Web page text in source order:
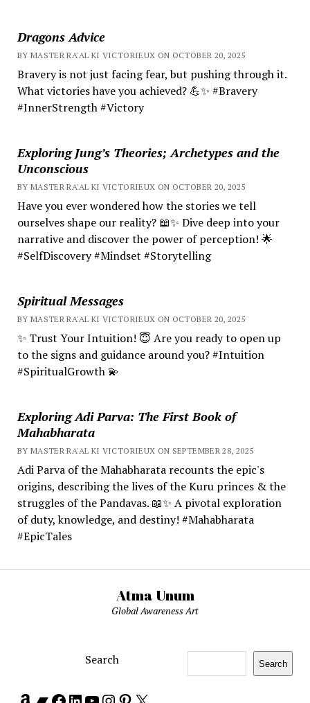
Dragons Advice
BY MASTER RA'AL KI VICTORIEUX ON OCTOBER 20, 2025
Bravery is not just facing fear, but pushing through it.
What victories have you achieved? 💪✨ #Bravery
#InnerStrength #Victory
Exploring Jung’s Theories; Archetypes and the
Unconscious
BY MASTER RA'AL KI VICTORIEUX ON OCTOBER 20, 2025
Have you ever wondered how the stories we tell
ourselves shape our reality? 📖✨ Dive deep into your
narrative and discover the power of perception! 🌟
#SelfDiscovery #Mindset #Storytelling
Spiritual Messages
BY MASTER RA'AL KI VICTORIEUX ON OCTOBER 20, 2025
✨ Trust Your Intuition! 😇 Are you ready to open up
to the signs and guidance around you? #Intuition
#SpiritualGrowth 💫
Exploring Adi Parva: The First Book of
Mahabharata
BY MASTER RA'AL KI VICTORIEUX ON SEPTEMBER 28, 2025
Adi Parva of the Mahabharata recounts the epic's
origins, describing the lives of the Kuru princes & the
struggles of the Pandavas. 📖✨ A pivotal exploration
of duty, knowledge, and destiny! #Mahabharata
#EpicTales
Atma Unum
Global Awareness Art
Search Search